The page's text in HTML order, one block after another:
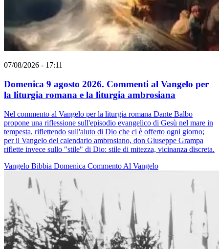
07/08/2026 - 17:11
Domenica 9 agosto 2026. Commenti al Vangelo per
la liturgia romana e la liturgia ambrosiana
Nel commento al Vangelo per la liturgia romana Dante Balbo
propone una riflessione sull'episodio evangelico di Gesù nel mare in
tempesta, riflettendo sull'aiuto di Dio che ci è offerto ogni giorno;
per il Vangelo del calendario ambrosiano, don Giuseppe Grampa
riflette invece sullo "stile" di Dio: stile di mitezza, vicinanza discreta.
Vangelo Bibbia Domenica Commento Al Vangelo